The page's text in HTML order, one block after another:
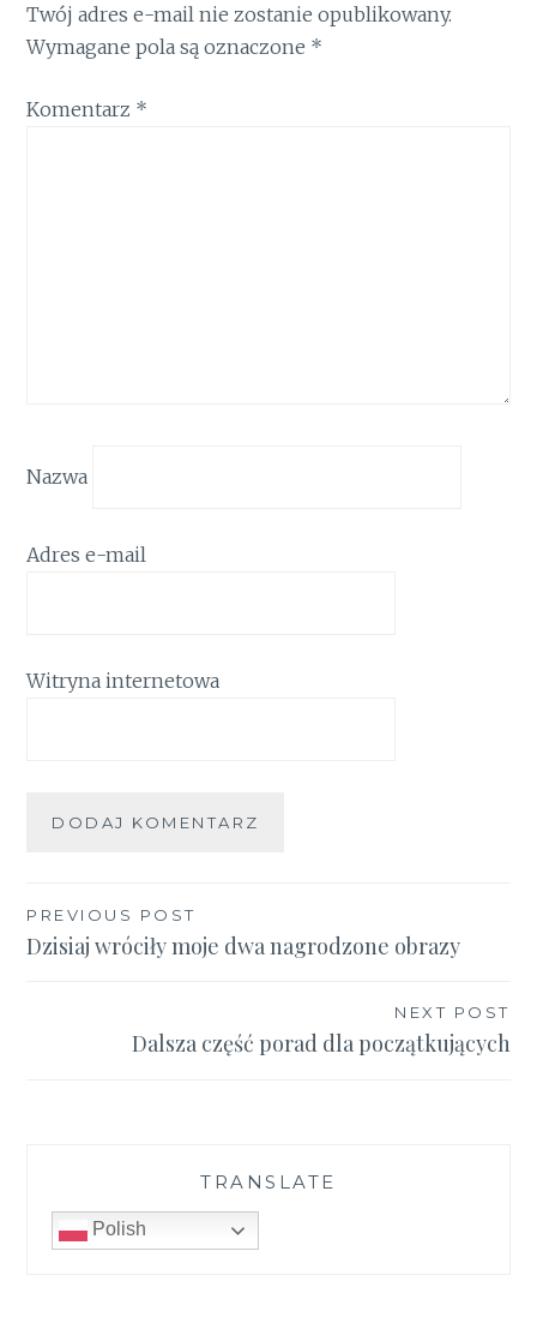
Twój adres e-mail nie zostanie opublikowany.
Wymagane pola są oznaczone *
Komentarz *
Nazwa
Adres e-mail
Witryna internetowa
Nawigacja
wpisu
PREVIOUS POST
Dzisiaj wróciły moje dwa nagrodzone obrazy
NEXT POST
Dalsza część porad dla początkujących
TRANSLATE
Polish